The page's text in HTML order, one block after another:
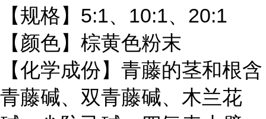
【规格】 5:1、 10:1、 20:1
【颜色】棕黄色粉末
【化学成份】青藤的茎和根含
青藤碱、双青藤碱、 木兰花